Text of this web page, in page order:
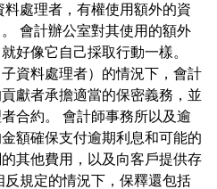
料處理者，有權使用額外的資
會計辦公室對其使用的額外
好像它自己採取行動一樣。
資料處理者）的情況下，會計
獻者承擔適當的保密義務，並
合約。 會計師事務所以及逾
額確保支付逾期利息和可能的
其他費用，以及向客戶提供存
規定的情況下，保釋還包括